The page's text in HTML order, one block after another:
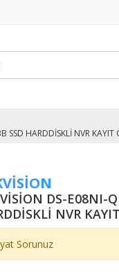
SSD HARDDİSKLİ NVR
DS-E08NI-
NVR
Sorunuz